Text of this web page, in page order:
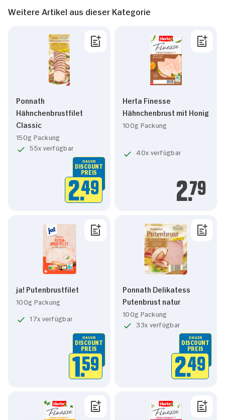
Weitere Artikel aus dieser Kategorie
Ponnath
Hähnchenbrustfilet
Classic
150g Packung
55x verfügbar
DAUER
DISCOUNT
PREIS
2.49
Herta Finesse
Hähnchenbrust mit Honig
100g Packung
40x verfügbar
2.79
ja! Putenbrustfilet
100g Packung
17x verfügbar
DAUER
DISCOUNT
PREIS
1.59
Ponnath Delikatess
Putenbrust natur
100g Packung
33x verfügbar
DAUER
DISCOUNT
PREIS
2.49